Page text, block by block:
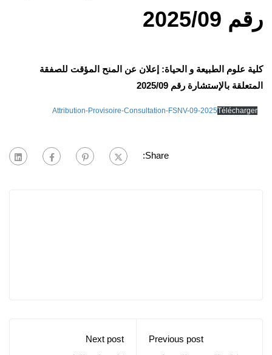
رقم 2025/09
كلية علوم الطبيعة و الحياة: إعلان عن المنح المؤقت للصفقة
المتعلقة بالإستشارة رقم 2025/09
Attribution-Provisoire-Consultation-FSNV-09-2025Télécharger
Share:
Previous post
Next post